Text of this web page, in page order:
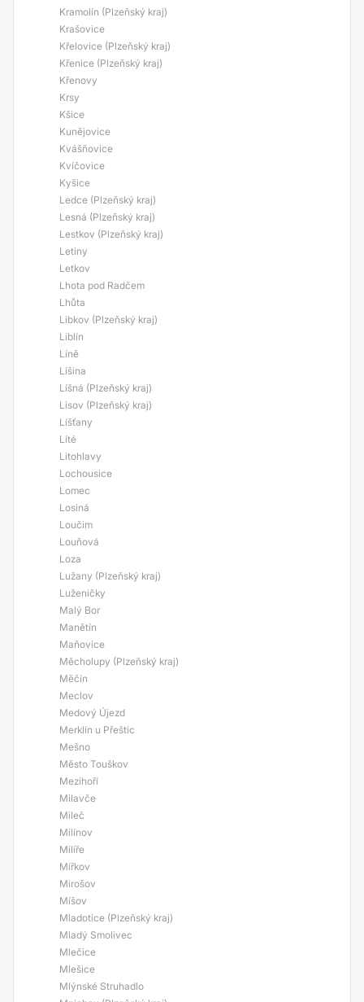
Kramolín (Plzeňský kraj)
Krašovice
Křelovice (Plzeňský kraj)
Křenice (Plzeňský kraj)
Křenovy
Krsy
Kšice
Kunějovice
Kvášňovice
Kvíčovice
Kyšice
Ledce (Plzeňský kraj)
Lesná (Plzeňský kraj)
Lestkov (Plzeňský kraj)
Letiny
Letkov
Lhota pod Radčem
Lhůta
Libkov (Plzeňský kraj)
Liblín
Líně
Líšina
Líšná (Plzeňský kraj)
Lisov (Plzeňský kraj)
Líšťany
Líté
Litohlavy
Lochousice
Lomec
Losiná
Loučim
Louňová
Loza
Lužany (Plzeňský kraj)
Luženičky
Malý Bor
Manětín
Maňovice
Měcholupy (Plzeňský kraj)
Měčín
Meclov
Medový Újezd
Merklín u Přeštic
Mešno
Město Touškov
Mezihoří
Milavče
Mileč
Milínov
Milíře
Mířkov
Mirošov
Míšov
Mladotice (Plzeňský kraj)
Mladý Smolivec
Mlečice
Mlešice
Mlýnské Struhadlo